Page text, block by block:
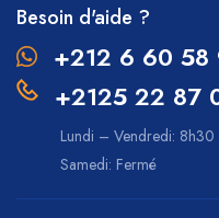
Besoin d'aide ?
+212 6 60 58
+2125 22 87
Lundi – Vendredi: 8h30
Samedi: Fermé